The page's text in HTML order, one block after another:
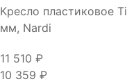
Кресло пластиковое
мм, Nardi
11 510 ₽
10 359 ₽